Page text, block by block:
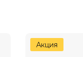
Акция